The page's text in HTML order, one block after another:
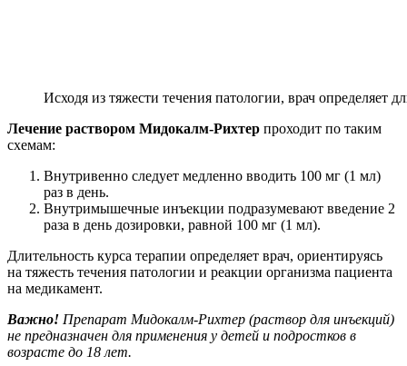
Исходя из тяжести течения патологии, врач определяет
Лечение раствором Мидокалм-Рихтер проходит по таким
схемам:
Внутривенно следует медленно вводить 100 мг (1 мл)
раз в день.
Внутримышечные инъекции подразумевают введение 2
раза в день дозировки, равной 100 мг (1 мл).
Длительность курса терапии определяет врач, ориентируясь
на тяжесть течения патологии и реакции организма пациента
на медикамент.
Важно! Препарат Мидокалм-Рихтер (раствор для инъекций)
не предназначен для применения у детей и подростков в
возрасте до 18 лет.